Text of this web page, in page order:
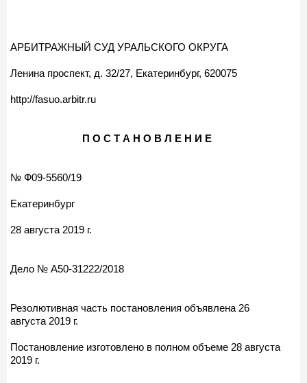
АРБИТРАЖНЫЙ СУД УРАЛЬСКОГО ОКРУГА
Ленина проспект, д. 32/27, Екатеринбург, 620075
http://fasuo.arbitr.ru
П О С Т А Н О В Л Е Н И Е
№ Ф09-5560/19
Екатеринбург
28 августа 2019 г.
Дело № А50-31222/2018
Резолютивная часть постановления объявлена 26
августа 2019 г.
Постановление изготовлено в полном объеме 28 августа
2019 г.